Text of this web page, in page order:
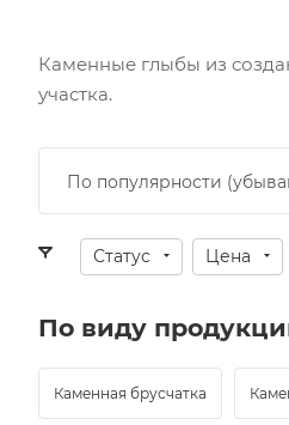
Каменные глыбы из
участка.
По популярности
Статус Цена
По виду
Каменная брусчатка